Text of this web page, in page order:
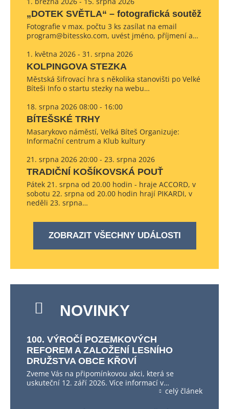
„DOTEK SVĚTLA“ – fotografická soutěž
Fotografie v max. počtu 3 ks zasílat na email
program@bitessko.com, uvést jméno, příjmení a…
1. května 2026 - 31. srpna 2026
KOLPINGOVA STEZKA
Městská šifrovací hra s několika stanovišti po Velké
Bíteši Info o startu stezky na webu…
18. srpna 2026 08:00 - 16:00
BÍTEŠSKÉ TRHY
Masarykovo náměstí, Velká Bíteš Organizuje:
Informační centrum a Klub kultury
21. srpna 2026 20:00 - 23. srpna 2026
TRADIČNÍ KOŠÍKOVSKÁ POUŤ
Pátek 21. srpna od 20.00 hodin - hraje ACCORD, v
sobotu 22. srpna od 20.00 hodin hrají PIKARDI, v
neděli 23. srpna…
ZOBRAZIT VŠECHNY UDÁLOSTI
NOVINKY
100. VÝROČÍ POZEMKOVÝCH
REFOREM A ZALOŽENÍ LESNÍHO
DRUŽSTVA OBCE KŘOVÍ
Zveme Vás na připomínkovou akci, která se
uskuteční 12. září 2026. Více informací v…
celý článek